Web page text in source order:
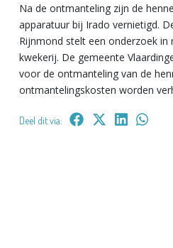
Na de ontmanteling zijn de
apparatuur bij Irado vernietigd.
Rijnmond stelt een onderzoek in
kwekerij. De gemeente
voor de ontmanteling van de
ontmantelingskosten worden
Deel dit via: